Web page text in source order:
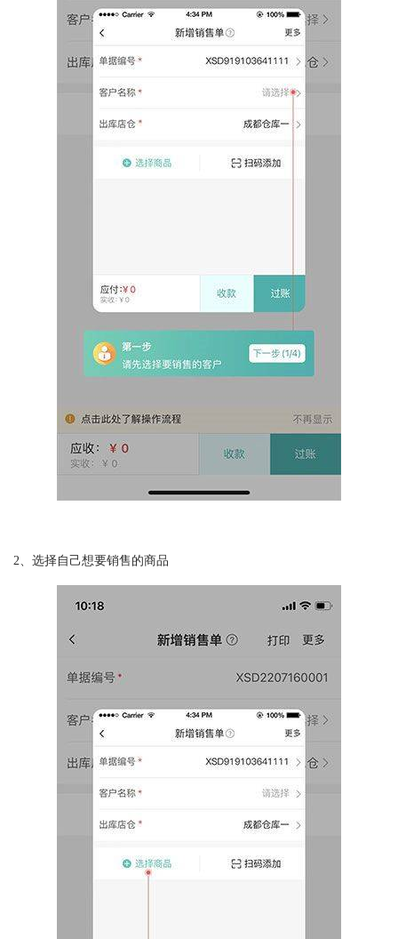
2、选择自己想要销售的商品